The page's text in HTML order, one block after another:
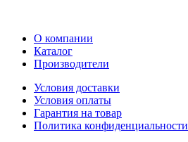
О компании
Каталог
Производители
Условия доставки
Условия оплаты
Гарантия на товар
Политика конфиденциальности